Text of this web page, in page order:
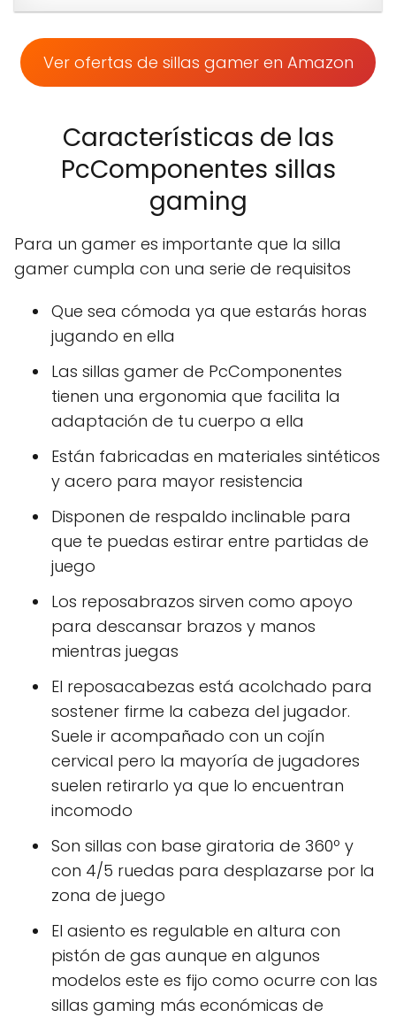
Ver ofertas de sillas gamer en Amazon
Características de las
PcComponentes sillas
gaming
Para un gamer es importante que la silla
gamer cumpla con una serie de requisitos
Que sea cómoda ya que estarás horas
jugando en ella
Las sillas gamer de PcComponentes
tienen una ergonomia que facilita la
adaptación de tu cuerpo a ella
Están fabricadas en materiales sintéticos
y acero para mayor resistencia
Disponen de respaldo inclinable para
que te puedas estirar entre partidas de
juego
Los reposabrazos sirven como apoyo
para descansar brazos y manos
mientras juegas
El reposacabezas está acolchado para
sostener firme la cabeza del jugador.
Suele ir acompañado con un cojín
cervical pero la mayoría de jugadores
suelen retirarlo ya que lo encuentran
incomodo
Son sillas con base giratoria de 360º y
con 4/5 ruedas para desplazarse por la
zona de juego
El asiento es regulable en altura con
pistón de gas aunque en algunos
modelos este es fijo como ocurre con las
sillas gaming más económicas de